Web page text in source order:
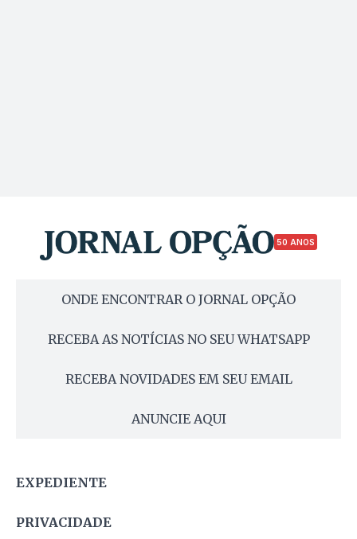
50 ANOS
ONDE ENCONTRAR O JORNAL OPÇÃO
RECEBA AS NOTÍCIAS NO SEU WHATSAPP
RECEBA NOVIDADES EM SEU EMAIL
ANUNCIE AQUI
EXPEDIENTE
PRIVACIDADE